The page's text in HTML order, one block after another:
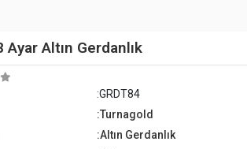
Ayar Altın Gerdanlık
:GRDT84
:Turnagold
:Altın Gerdanlık